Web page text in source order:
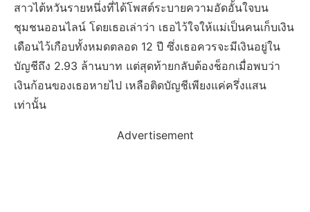
สาวไต้หวันรายหนึ่งที่ได้โพสต์ระบายความอัดอั้นใจบน
ชุมชนออนไลน์ โดยเธอเล่าว่า เธอไว้ใจให้แม่เป็นคนเก็บเงิน
เดือนไว้เกือบทั้งหมดตลอด 12 ปี ซึ่งเธอควรจะมีเงินอยู่ใน
บัญชีถึง 2.93 ล้านบาท แต่สุดท้ายกลับต้องช็อกเมื่อพบว่า
เงินก้อนของเธอหายไป เหลือติดบัญชีเพียงแค่ครึ่งแสน
เท่านั้น
Advertisement